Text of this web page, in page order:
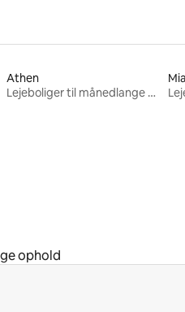
Athen
Lejeboliger til månedlange ophold
ophold